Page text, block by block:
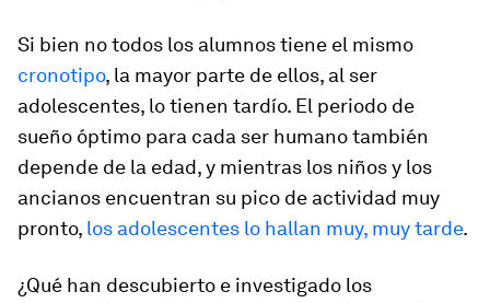
Si bien no todos los alumnos tiene el mismo
cronotipo, la mayor parte de ellos, al ser
adolescentes, lo tienen tardío. El periodo de
sueño óptimo para cada ser humano también
depende de la edad, y mientras los niños y los
ancianos encuentran su pico de actividad muy
pronto, los adolescentes lo hallan muy, muy tarde.
¿Qué han descubierto e investigado los